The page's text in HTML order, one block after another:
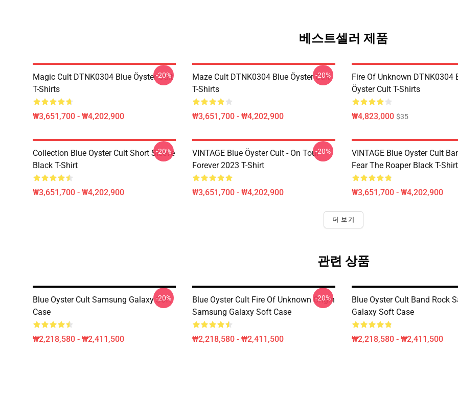
베스트셀러 제품
Magic Cult DTNK0304 Blue Öyster Cult
T-Shirts
₩3,651,700 - ₩4,202,900
-20%
Maze Cult DTNK0304 Blue Öyster Cult
T-Shirts
₩3,651,700 - ₩4,202,900
-20%
Fire Of Unknown DTNK0304
Öyster Cult T-Shirts
₩4,823,000 $35
Collection Blue Oyster Cult Short Sleeve
Black T-Shirt
₩3,651,700 - ₩4,202,900
-20%
VINTAGE Blue Öyster Cult - On Tour
Forever 2023 T-Shirt
₩3,651,700 - ₩4,202,900
-20%
VINTAGE Blue Oyster Cult
Fear The Roaper Black T-Shirt
₩3,651,700 - ₩4,202,900
더 보기
관련 상품
Blue Oyster Cult Samsung Galaxy Soft
Case
₩2,218,580 - ₩2,411,500
-20%
Blue Oyster Cult Fire Of Unknown Origin
Samsung Galaxy Soft Case
₩2,218,580 - ₩2,411,500
-20%
Blue Oyster Cult Band Rock
Galaxy Soft Case
₩2,218,580 - ₩2,411,500